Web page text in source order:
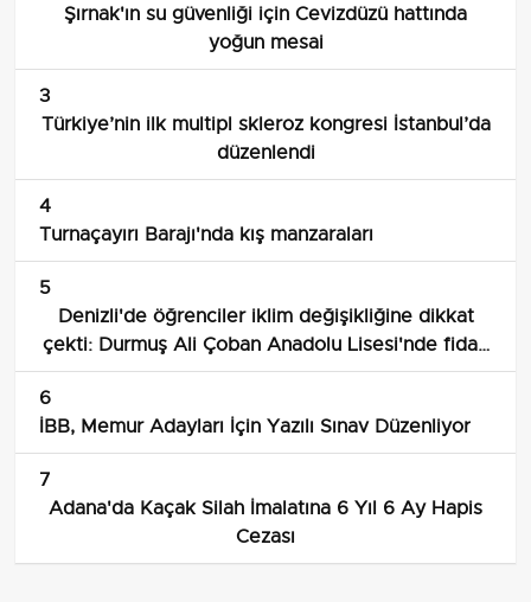
Şırnak'ın su güvenliği için Cevizdüzü hattında
yoğun mesai
3
Türkiye’nin ilk multipl skleroz kongresi İstanbul’da
düzenlendi
4
Turnaçayırı Barajı'nda kış manzaraları
5
Denizli'de öğrenciler iklim değişikliğine dikkat
çekti: Durmuş Ali Çoban Anadolu Lisesi'nde fidan
dikimi
6
İBB, Memur Adayları İçin Yazılı Sınav Düzenliyor
7
Adana'da Kaçak Silah İmalatına 6 Yıl 6 Ay Hapis
Cezası